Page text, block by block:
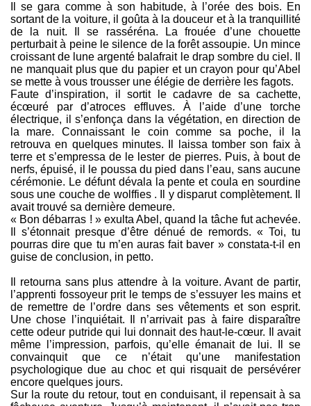
Il se gara comme à son habitude, à l’orée des bois. En
sortant de la voiture, il goûta à la douceur et à la tranquillité
de la nuit. Il se rasséréna. La frouée d’une chouette
perturbait à peine le silence de la forêt assoupie. Un mince
croissant de lune argenté balafrait le drap sombre du ciel. Il
ne manquait plus que du papier et un crayon pour qu’Abel
se mette à vous trousser une élégie de derrière les fagots.
Faute d’inspiration, il sortit le cadavre de sa cachette,
écœuré par d’atroces effluves. À l’aide d’une torche
électrique, il s’enfonça dans la végétation, en direction de
la mare. Connaissant le coin comme sa poche, il la
retrouva en quelques minutes. Il laissa tomber son faix à
terre et s’empressa de le lester de pierres. Puis, à bout de
nerfs, épuisé, il le poussa du pied dans l’eau, sans aucune
cérémonie. Le défunt dévala la pente et coula en sourdine
sous une couche de wolffies . Il y disparut complètement. Il
avait trouvé sa dernière demeure.
« Bon débarras ! » exulta Abel, quand la tâche fut achevée.
Il s’étonnait presque d’être dénué de remords. « Toi, tu
pourras dire que tu m’en auras fait baver » constata-t-il en
guise de conclusion, in petto.
Il retourna sans plus attendre à la voiture. Avant de partir,
l’apprenti fossoyeur prit le temps de s’essuyer les mains et
de remettre de l’ordre dans ses vêtements et son esprit.
Une chose l’inquiétait. Il n’arrivait pas à faire disparaître
cette odeur putride qui lui donnait des haut-le-cœur. Il avait
même l’impression, parfois, qu’elle émanait de lui. Il se
convainquit que ce n’était qu’une manifestation
psychologique due au choc et qui risquait de persévérer
encore quelques jours.
Sur la route du retour, tout en conduisant, il repensait à sa